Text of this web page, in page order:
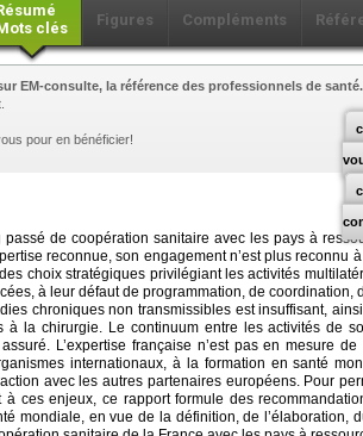
clés
Figures Compléments
EM-consulte, la référence des professionnels de santé.
pour en bénéficier!
passé de coopération sanitaire avec les pays à
reconnue, son engagement n’est plus reconnu
choix stratégiques privilégiant les activités
à leur défaut de programmation, de coordination,
chroniques non transmissibles est insuffisant,
à la chirurgie. Le continuum entre les activités de
L’expertise française n’est pas en mesure
internationaux, à la formation en santé
avec les autres partenaires européens. Pour
à ces enjeux, ce rapport formule des
mondiale, en vue de la définition, de l’élaboration,